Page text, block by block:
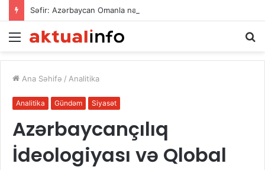
Menu
Ana Səhifə / Analitika
Analitika Gündəm Siyasət
Azərbaycançılıq
İdeologiyası və Qlobal